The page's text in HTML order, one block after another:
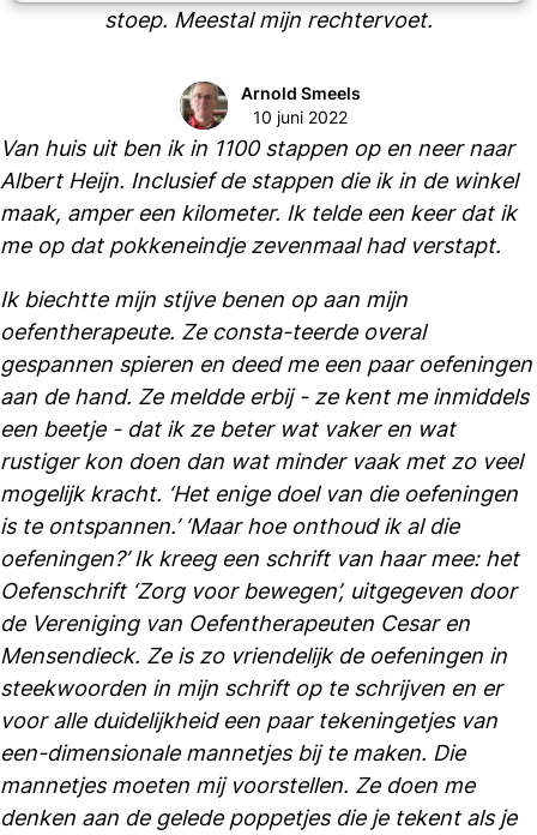
stoep. Meestal mijn rechtervoet.
Arnold Smeels
10 juni 2022
Van huis uit ben ik in 1100 stappen op en neer naar
Albert Heijn. Inclusief de stappen die ik in de winkel
maak, amper een kilometer. Ik telde een keer dat ik
me op dat pokkeneindje zevenmaal had verstapt.
Ik biechtte mijn stijve benen op aan mijn
oefentherapeute. Ze consta-teerde overal
gespannen spieren en deed me een paar oefeningen
aan de hand. Ze meldde erbij - ze kent me inmiddels
een beetje - dat ik ze beter wat vaker en wat
rustiger kon doen dan wat minder vaak met zo veel
mogelijk kracht. ‘Het enige doel van die oefeningen
is te ontspannen.’ ‘Maar hoe onthoud ik al die
oefeningen?’ Ik kreeg een schrift van haar mee: het
Oefenschrift ‘Zorg voor bewegen’, uitgegeven door
de Vereniging van Oefentherapeuten Cesar en
Mensendieck. Ze is zo vriendelijk de oefeningen in
steekwoorden in mijn schrift op te schrijven en er
voor alle duidelijkheid een paar tekeningetjes van
een-dimensionale mannetjes bij te maken. Die
mannetjes moeten mij voorstellen. Ze doen me
denken aan de gelede poppetjes die je tekent als je